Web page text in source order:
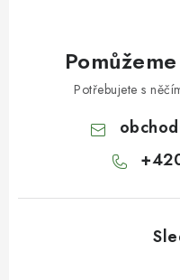
Potřebujete s
obchod